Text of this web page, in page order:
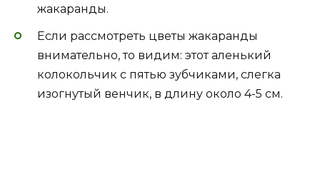
жакаранды.
Если рассмотреть цветы жакаранды
внимательно, то видим: этот аленький
колокольчик с пятью зубчиками, слегка
изогнутый венчик, в длину около 4-5 см.